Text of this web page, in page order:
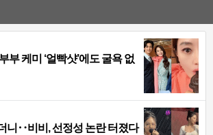
부 케미 ‘얼빡샷’에도 굴욕 없
니‥비비, 선정성 논란 터졌다